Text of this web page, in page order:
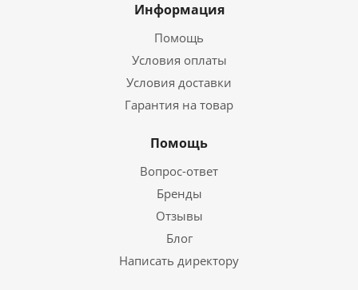
Информация
Помощь
Условия оплаты
Условия доставки
Гарантия на товар
Помощь
Вопрос-ответ
Бренды
Отзывы
Блог
Написать директору